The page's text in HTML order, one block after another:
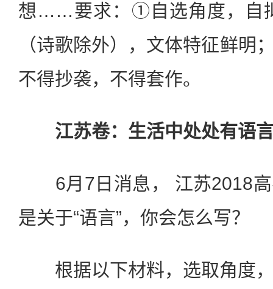
想……要求：①自选角度，自
（诗歌除外），文体特征鲜
不得抄袭，不得套作。
江苏卷：生活中处处有语
6月7日消息， 江苏2018高
是关于“语言”，你会怎么写？
根据以下材料，选取角度，